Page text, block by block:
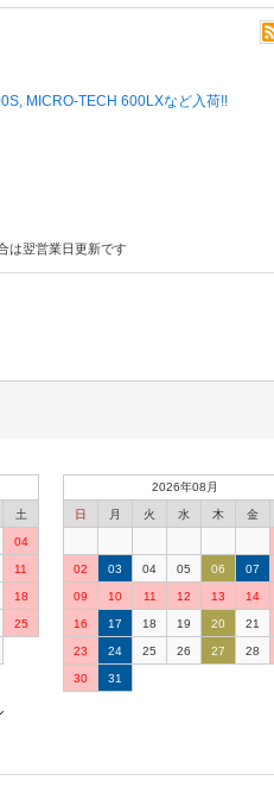
MICRO-TECH 600LXなど入荷!!
は翌営業日更新です
土
04
11
18
25
2026年08月
日 月 火 水 木 金
02 03 04 05 06 07
09 10 11 12 13 14
16 17 18 19 20 21
23 24 25 26 27 28
30 31